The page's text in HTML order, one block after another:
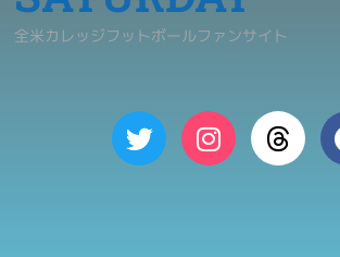
全米カレッジフットボールファンサイト